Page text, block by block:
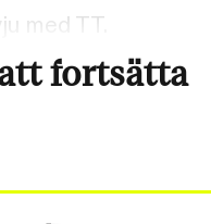
med TT.
fortsätta